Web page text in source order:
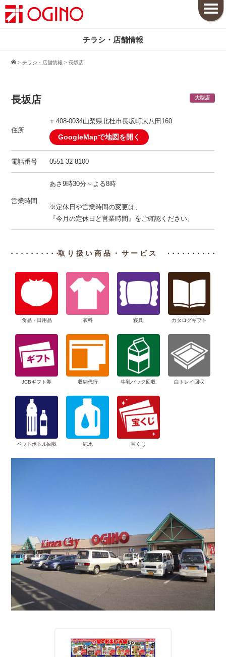
チラシ・店舗情報
>チラシ・店舗情報 >長坂店
長坂店 大型店
住所
〒408-0034山梨県北杜市長坂町大八田160
GoogleMapで地図を開く
電話番号 0551-32-8100
営業時間
あさ9時30分～よる8時
※定休日や営業時間の変更は、
『今月の定休日と営業時間』をご確認ください。
取り扱い商品・サービス
食品・日用品 衣料 寝具 カタログギフト
JCBギフト券 収納代行 牛乳パック回収 白トレイ回収
ペットボトル回収 純水 宝くじ